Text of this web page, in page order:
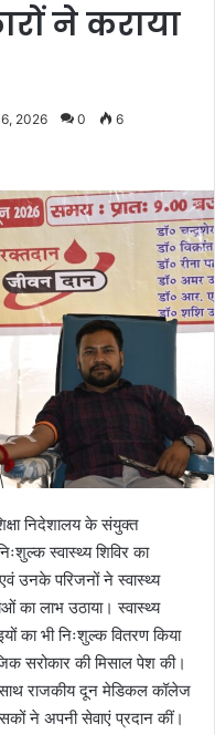
ने कराया
2026 0 6
निदेशालय के संयुक्त
स्वास्थ्य शिविर का
उनके परिजनों ने स्वास्थ्य
का लाभ उठाया। स्वास्थ्य
का भी निःशुल्क वितरण किया
सरोकार की मिसाल पेश की।
साथ राजकीय दून मेडिकल कॉलेज
ने अपनी सेवाएं प्रदान कीं।